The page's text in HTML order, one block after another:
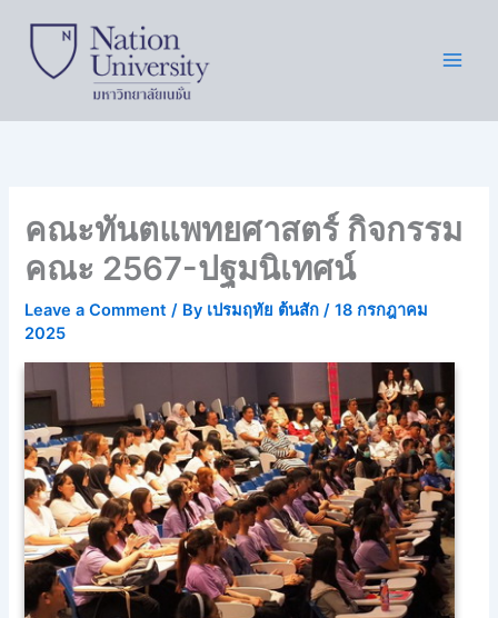
content
คณะทันตแพทยศาสตร์ กิจกรรม
คณะ 2567-ปฐมนิเทศน์
Leave a Comment / By เปรมฤทัย ต้นสัก/18 กรกฎาคม
2025